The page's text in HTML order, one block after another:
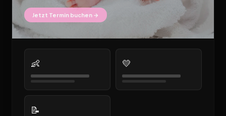
Jetzt Termin buchen →
👶 💛
📝